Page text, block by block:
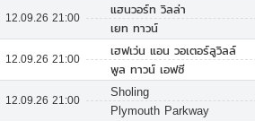
12.09.26 21:00
แฮนวอร์ท วิลล่า
เยท ทาวน์
12.09.26 21:00
เฮฟเว่น แอน วอเตอร์ลูวิลล์
พูล ทาวน์ เอฟซี
12.09.26 21:00
Sholing
Plymouth Parkway